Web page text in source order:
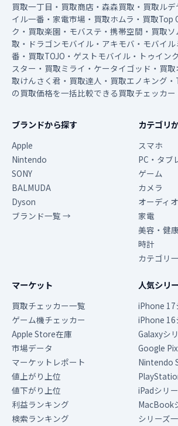
買取一丁目・買取商店・森森買取・買取ル
イル一番・家電市場・買取ホムラ・買取Top
ク・買取楽園・モバステ・携帯空間・買取ソ
取・ドラゴンモバイル・アキモバ・モバイ
番・買取TOJO・ゲストモバイル・トゥイン
スター・買取ミライ・ケータイゴッド・買
取けんさく君・買取達人・買取エノキング・
の買取価格を一括比較できる買取チェッカ
ブランドから探す
Apple
Nintendo
SONY
BALMUDA
Dyson
ブランド一覧 →
カテゴリ
スマホ
PC・タブ
ゲーム
カメラ
オーディオ
家電
美容・健
時計
カテゴリ
マーケット
買取チェッカー一覧
ゲーム機チェッカー
Apple Store在庫
市場データ
マーケットレポート
値上がり上位
値下がり上位
利益ランキング
検索ランキング
人気シリ
iPhone 17
iPhone 16
Galaxyシ
Google
Nintendo
iPadシリ
MacBook
シリーズ